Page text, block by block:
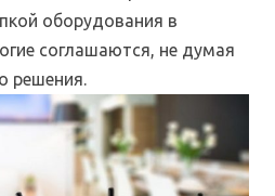
оборудования в
соглашаются, не думая
решения.